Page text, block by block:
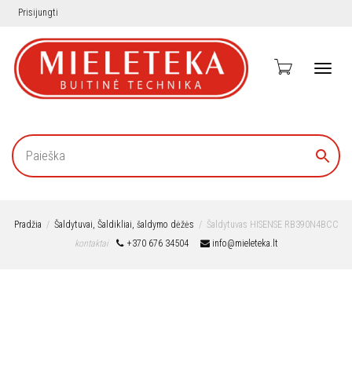
Prisijungti
Pradžia Šaldytuvai, Šaldikliai, šaldymo dėžės
Šaldytuvas HISENSE RB390N4BCC
kontaktai
+370 676 34504 info@mieleteka.lt